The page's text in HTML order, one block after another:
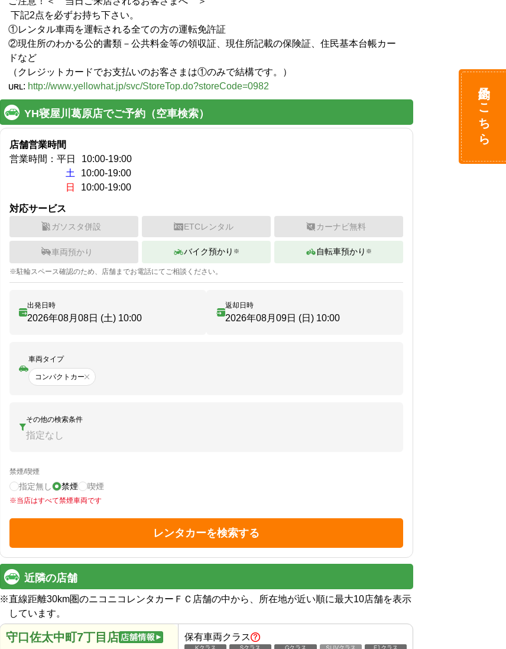
①レンタル車両を運転される全ての方の運転免許証
②現住所のわかる公的書類－公共料金等の領収証、現住所記載の保険証、住民基本台帳カー
ドなど
（クレジットカードでお支払いのお客さまは①のみで結構です。）
: http://www.yellowhat.jp/svc/StoreTop.do?storeCode=0982
YH寝屋川葛原店でご予約（空車検索）
店舗営業時間
営業時間： 平日 10:00-19:00
土
10:00-19:00
日
10:00-19:00
対応サービス
ガソスタ併設 ETCレンタル カーナビ無料
車両預かり バイク預かり ※ 自転車預かり ※
※駐輪スペース確認のため、店舗までお電話にてご相談ください。
出発日時
2026年08月08日 (土) 10:00
返却日時
2026年08月09日 (日) 10:00
車両タイプ
コンパクトカー
その他の検索条件
指定なし
禁煙/喫煙
指定無し 禁煙 喫煙
※当店はすべて禁煙車両です
レンタカーを検索する
近隣の店舗
※直線距離30km圏のニコニコレンタカーＦＣ店舗の中から、所在地が近い順に最大10店舗を表示
しています。
守口佐太中町7丁目店 保有車両クラス
予約はこちら